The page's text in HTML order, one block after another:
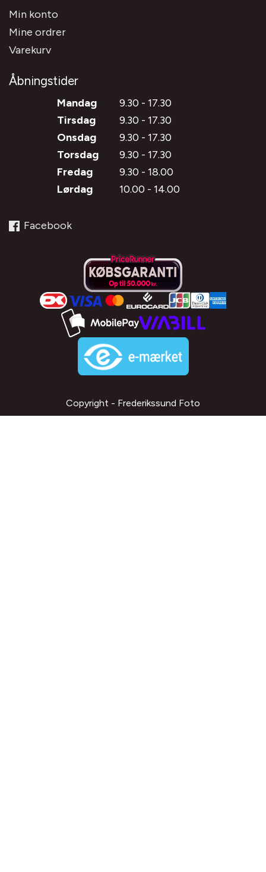
Min konto
Mine ordrer
Varekurv
Åbningstider
Mandag
9.30 - 17.30
Tirsdag
9.30 - 17.30
Onsdag
9.30 - 17.30
Torsdag
9.30 - 17.30
Fredag
9.30 - 18.00
Lørdag
10.00 - 14.00
Facebook
Copyright - Frederikssund Foto